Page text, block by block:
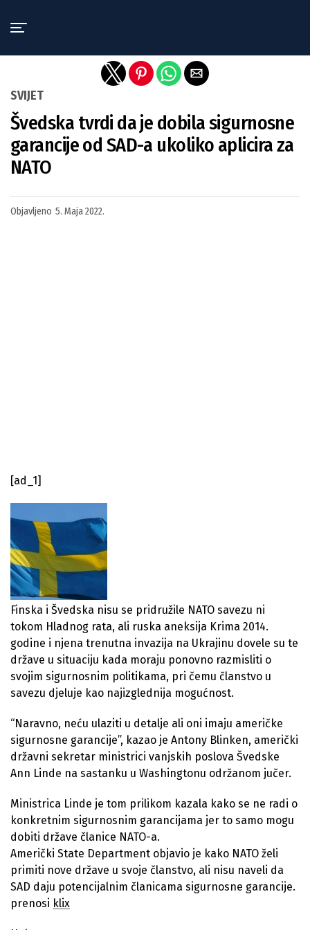
SVIJET
Švedska tvrdi da je dobila sigurnosne
garancije od SAD-a ukoliko aplicira za
NATO
Objavljeno 5. Maja 2022.
[ad_1]
Finska i Švedska nisu se pridružile NATO savezu ni
tokom Hladnog rata, ali ruska aneksija Krima 2014.
godine i njena trenutna invazija na Ukrajinu dovele su te
države u situaciju kada moraju ponovno razmisliti o
svojim sigurnosnim politikama, pri čemu članstvo u
savezu djeluje kao najizglednija mogućnost.
“Naravno, neću ulaziti u detalje ali oni imaju američke
sigurnosne garancije”, kazao je Antony Blinken, američki
državni sekretar ministrici vanjskih poslova Švedske
Ann Linde na sastanku u Washingtonu održanom jučer.
Ministrica Linde je tom prilikom kazala kako se ne radi o
konkretnim sigurnosnim garancijama jer to samo mogu
dobiti države članice NATO-a.
Američki State Department objavio je kako NATO želi
primiti nove države u svoje članstvo, ali nisu naveli da
SAD daju potencijalnim članicama sigurnosne garancije.
prenosi klix